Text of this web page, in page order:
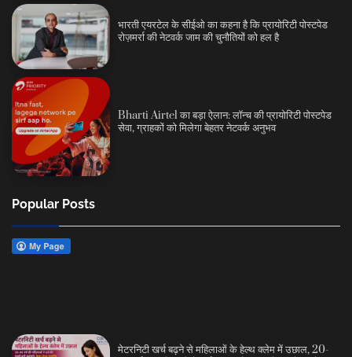
भारती एयरटेल के सीईओ का कहना है कि प्रायोरिटी पोस्टपेड
रोज़मर्रा की नेटवर्क जाम की चुनौतियों को हल है
Bharti Airtel का बड़ा ऐलान: लॉन्च की प्रायोरिटी पोस्टपेड
सेवा, ग्राहकों को मिलेगा बेहतर नेटवर्क अनुभव
Popular Posts
मेटरनिटी खर्च बढ़ने से महिलाओं के हेल्थ क्लेम में उछाल, 20-